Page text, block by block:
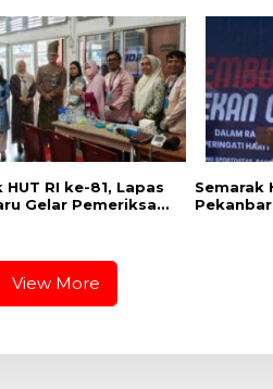
HUT RI ke-81, Lapas
Gelar Pemeriksaan
Semarak
View More